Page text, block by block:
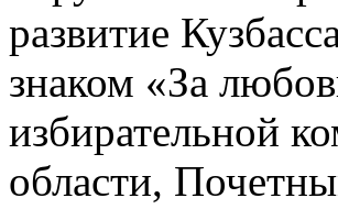
развитие
знаком «За
избирательной
области,